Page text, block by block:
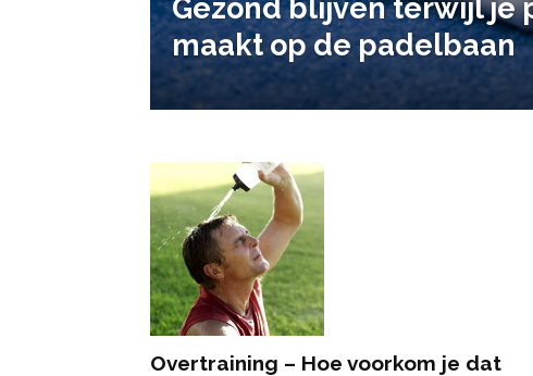
Gezond blijven terwijl je
maakt op de padelbaan
Overtraining – Hoe voorkom je dat